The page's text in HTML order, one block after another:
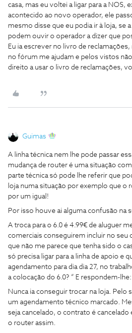
casa, mas eu voltei a ligar para a NOS,
acontecido ao novo operador, ele
mesmo disse que eu podia ir à loja, se
podem ouvir o operador a dizer que
Eu ia escrever no livro de
no fórum me ajudam e pelos vistos
direito a usar o livro de reclamações,
Guimas
A linha técnica nem lhe pode passar
mudança de router é uma situação
parte técnica só pode lhe referir que
loja numa situação por exemplo que o
por um igual!
Por isso houve ai alguma confusão na
A troca para o 6.0 é 4.99€ de aluguer
comerciais conseguirem incluir no seu
que não me parece que tenha sido o
só precisa ligar para a linha de apoio e
agendamento para dia dia 27, no
a colocação do 6.0? “ E respondem-
Nunca ia conseguir trocar na loja. Pelo
um agendamento técnico marcado.
seja cancelado, o contrato é
o router assim.